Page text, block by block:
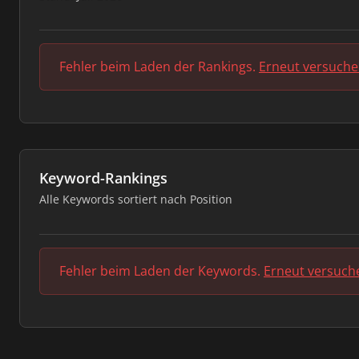
Fehler beim Laden der Rankings. Erneut
Keyword-Rankings
Alle Keywords sortiert nach Position
Fehler beim Laden der Keywords. Erneut